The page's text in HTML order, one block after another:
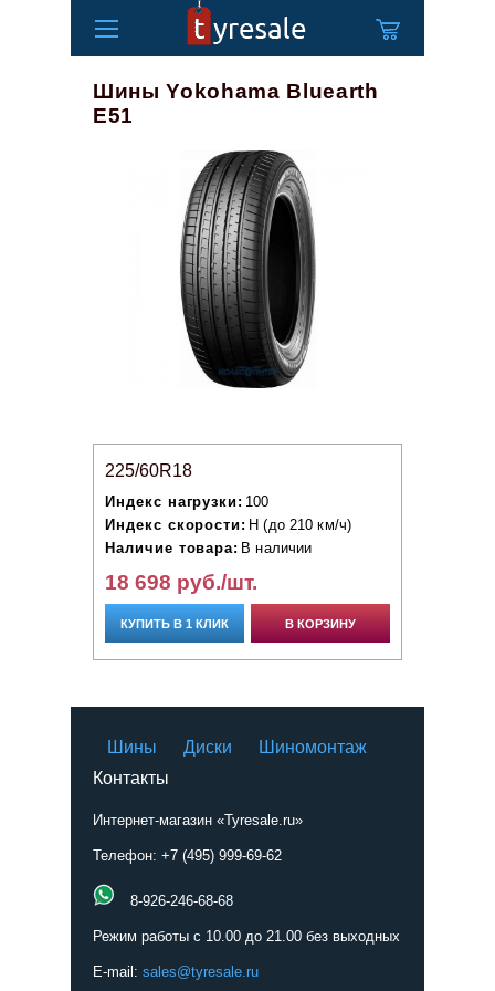
Шины Yokohama Bluearth
E51
225/60R18
Индекс нагрузки: 100
Индекс скорости: H (до 210 км/ч)
Наличие товара: В наличии
18 698 руб./шт.
КУПИТЬ В 1 КЛИК В КОРЗИНУ
Шины Диски
Шиномонтаж
Контакты
Интернет-магазин «Tyresale.ru»
Телефон: +7 (495) 999-69-62
8-926-246-68-68
Режим работы с 10.00 до 21.00 без выходных
E-mail: sales@tyresale.ru